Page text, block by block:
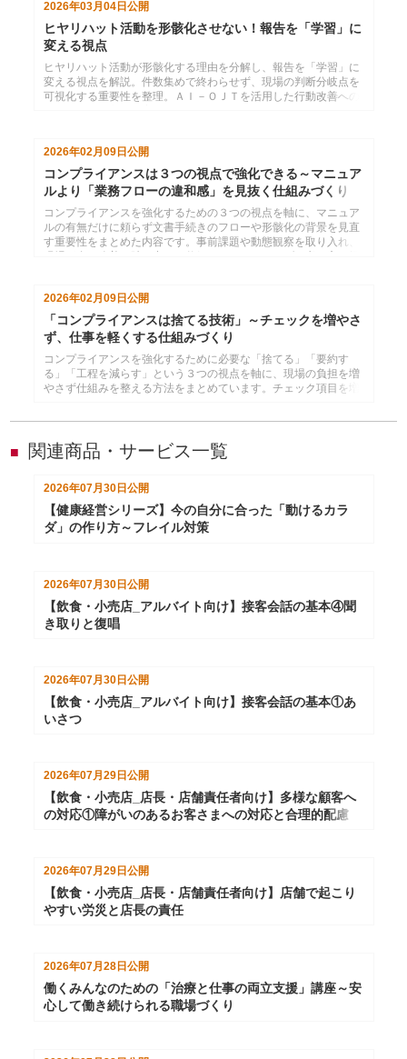
2026年03月04日公開
ヒヤリハット活動を形骸化させない！報告を「学習」に
変える視点
ヒヤリハット活動が形骸化する理由を分解し、報告を「学習」に
変える視点を解説。件数集めで終わらせず、現場の判断分岐点を
可視化する重要性を整理。ＡＩ－ＯＪＴを活用した行動改善への
2026年02月09日 公開
コンプライアンスは３つの視点で強化できる～マニュア
ルより「業務フローの違和感」を見抜く仕組みづくり
コンプライアンスを強化するための３つの視点を軸に、マニュア
ルの有無だけに頼らず文書手続きのフローや形骸化の背景を見直
す重要性をまとめた内容です。事前課題や動態観察を取り入れ、
2026年02月09日公開
「コンプライアンスは捨てる技術」～チェックを増やさ
ず、仕事を軽くする仕組みづくり
コンプライアンスを強化するために必要な「捨てる」「要約す
る」「工程を減らす」という３つの視点を軸に、現場の負担を増
やさず仕組みを整える方法をまとめています。チェック項目を増
■ 関連商品・サービス一覧
2026年07月30日 公開
【健康経営シリーズ】今の自分に合った「動けるカラ
ダ」の作り方～フレイル対策
2026年07月30日公開
【飲食・小売店_アルバイト向け】接客会話の基本④聞
き取りと復唱
2026年07月30日公開
【飲食・小売店_アルバイト向け】接客会話の基本①あ
いさつ
2026年07月29日 公開
【飲食・小売店_店長・店舗責任者向け】多様な顧客へ
の対応①障がいのあるお客さまへの対応と合理的配慮
2026年07月29日 公開
【飲食・小売店_店長・店舗責任者向け】店舗で起こり
やすい労災と店長の責任
2026年07月28日 公開
働くみんなのための「治療と仕事の両立支援」講座～安
心して働き続けられる職場づくり